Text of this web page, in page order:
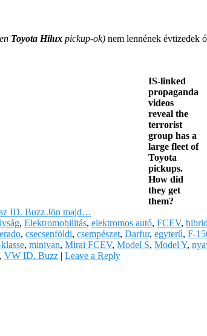
Toyota Hilux pickup-ok) nem lennének évtizedek
IS-linked
propaganda
videos
reveal the
terrorist
group has a
large fleet of
Toyota
pickups.
How did
they get
them?
ID. Buzz Jön majd…
, Elektromobilitás, elektromos autó, FCEV, hibrid
, csecsenföldi, csempészet, Darfur, egyterű, F-
, minivan, Mirai FCEV, Model S, Model Y,
, VW ID. Buzz | Leave a Reply